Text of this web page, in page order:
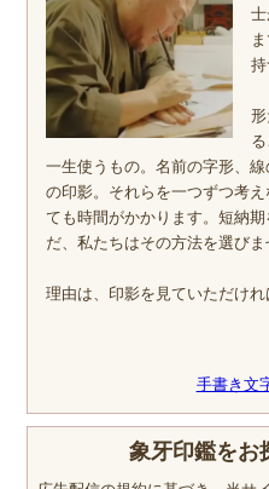
持
一生使うもの。名前の字形、
の印影。それらを一つずつ考
ても時間がかかります。短納
だ、私たちはその方法を選びま
理由は、印影を見ていただけれ
手書き文
象牙印鑑をお